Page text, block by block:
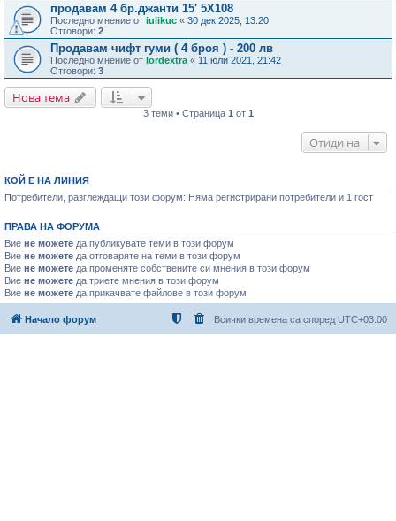
продавам 4 бр.джанти 15' 5Х108
Последно мнение от iulikuc « 30 дек 2025, 13:20
Отговори: 2
Продавам чифт гуми ( 4 броя ) - 200 лв
Последно мнение от lordextra « 11 юли 2021, 21:42
Отговори: 3
Нова тема
3 теми • Страница 1 от 1
Отиди на
КОЙ Е НА ЛИНИЯ
Потребители, разглеждащи този форум: Няма регистрирани потребители и 1 гост
ПРАВА НА ФОРУМА
Вие не можете да публикувате теми в този форум
Вие не можете да отговаряте на теми в този форум
Вие не можете да променяте собствените си мнения в този форум
Вие не можете да триете мнения в този форум
Вие не можете да прикачвате файлове в този форум
Начало форум Всички времена са според UTC+03:00